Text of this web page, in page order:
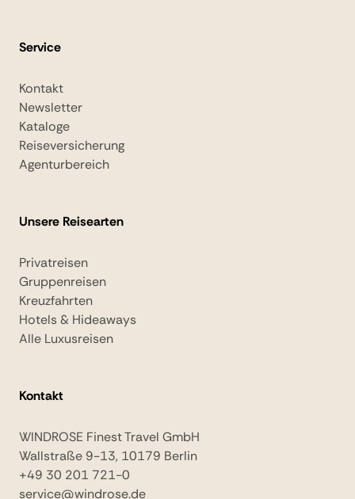
Service
Kontakt
Newsletter
Kataloge
Reiseversicherung
Agenturbereich
Unsere Reisearten
Privatreisen
Gruppenreisen
Kreuzfahrten
Hotels & Hideaways
Alle Luxusreisen
Kontakt
WINDROSE Finest Travel GmbH
Wallstraße 9-13, 10179 Berlin
+49 30 201 721-0
service@windrose.de